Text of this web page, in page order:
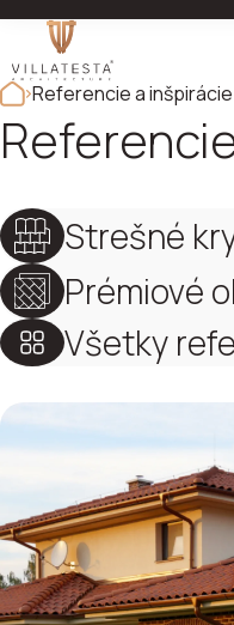
Referencie a inšpirácie
Strešné
Prémiové
Všetky